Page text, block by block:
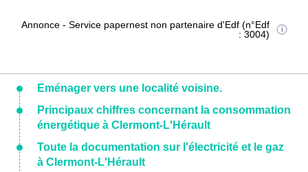
Annonce - Service papernest non partenaire d'Edf (n°Edf
: 3004)
Eménager vers une localité voisine.
Principaux chiffres concernant la consommation
énergétique à Clermont-L'Hérault
Toute la documentation sur l'électricité et le gaz
à Clermont-L'Hérault